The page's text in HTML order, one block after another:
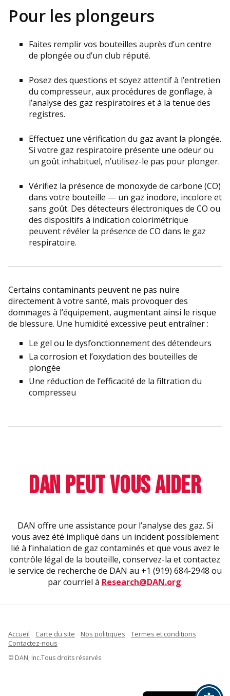
Pour les plongeurs
Faites remplir vos bouteilles auprès d’un centre
de plongée ou d’un club réputé.
Posez des questions et soyez attentif à l’entretien
du compresseur, aux procédures de gonflage, à
l’analyse des gaz respiratoires et à la tenue des
registres.
Effectuez une vérification du gaz avant la plongée.
Si votre gaz respiratoire présente une odeur ou
un goût inhabituel, n’utilisez-le pas pour plonger.
Vérifiez la présence de monoxyde de carbone (CO)
dans votre bouteille — un gaz inodore, incolore et
sans goût. Des détecteurs électroniques de CO ou
des dispositifs à indication colorimétrique
peuvent révéler la présence de CO dans le gaz
respiratoire.
Certains contaminants peuvent ne pas nuire
directement à votre santé, mais provoquer des
dommages à l’équipement, augmentant ainsi le risque
de blessure. Une humidité excessive peut entraîner :
Le gel ou le dysfonctionnement des détendeurs
La corrosion et l’oxydation des bouteilles de
plongée
Une réduction de l’efficacité de la filtration du
compresseu
DAN PEUT VOUS AIDER
DAN offre une assistance pour l’analyse des gaz. Si
vous avez été impliqué dans un incident possiblement
lié à l’inhalation de gaz contaminés et que vous avez le
contrôle légal de la bouteille, conservez-la et contactez
le service de recherche de DAN au +1 (919) 684-2948 ou
par courriel à Research@DAN.org.
Accueil Carte du site Nos politiques
Termes et conditions
Contactez-nous
© DAN, Inc.Tous droits réservés